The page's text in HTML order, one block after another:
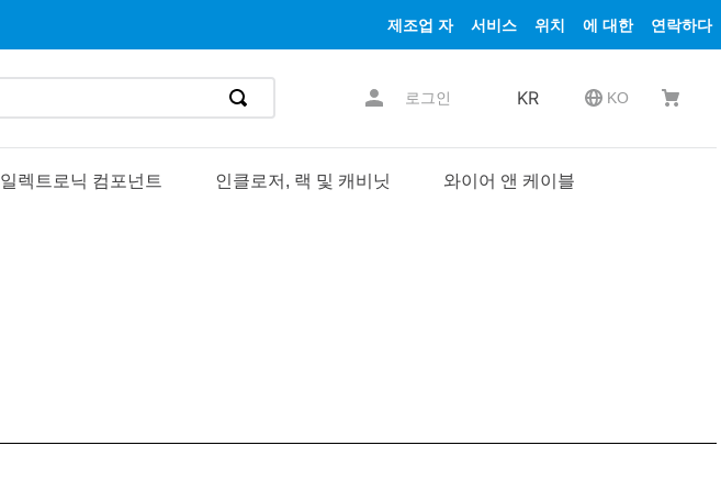
제조업 자 서비스 위치 에 대한 연락하다
로그인 KR KO
일렉트로닉 컴포넌트 인클로저, 랙 및 캐비닛 와이어 앤 케이블